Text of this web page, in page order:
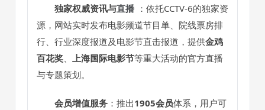
独家权威资讯与直播 ：依托CCTV-6的独家资
源，网站实时发布电影频道节目单、院线票房排
行、行业深度报道及电影节直击报道，提供金鸡
百花奖、 上海国际电影节等重大活动的官方直播
与专题策划。
会员增值服务 ：推出1905会员体系，用户可